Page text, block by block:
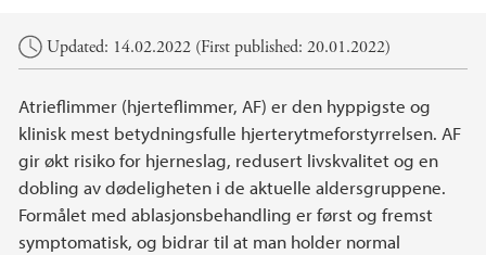
Main content
Updated: 14.02.2022 (First published: 20.01.2022)
Atrieflimmer (hjerteflimmer, AF) er den hyppigste og
klinisk mest betydningsfulle hjerterytmeforstyrrelsen. AF
gir økt risiko for hjerneslag, redusert livskvalitet og en
dobling av dødeligheten i de aktuelle aldersgruppene.
Formålet med ablasjonsbehandling er først og fremst
symptomatisk, og bidrar til at man holder normal